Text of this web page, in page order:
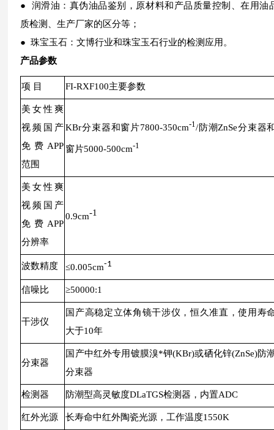
● 润滑油：真伪油品鉴别，原材料和产品质量控制、在用油
质检测、生产厂家的区分等；
● 珠宝玉石：文博行业和珠宝玉石行业的检测应用。
产品参数
项 目 FI-RXF100主要参数
美女性爽
视频国产
免费APP
范围
KBr分束器和窗片7800-350cm-1/防潮ZnSe分束器
窗片5000-500cm-1
美女性爽
视频国产
免费APP
分辨率
0.9cm-1
波数精度 ≤0.005cm-1
信噪比 ≥50000:1
干涉仪
国产高稳定立体角镜干涉仪，恒久准直，使用寿
大于10年
分束器
国产中红外专用镀膜溴*钾(KBr)或硒化锌(ZnSe)防
分束器
检测器 防潮型高灵敏度DLaTGS检测器，内置ADC
红外光源 长寿命中红外陶瓷光源，工作温度1550K